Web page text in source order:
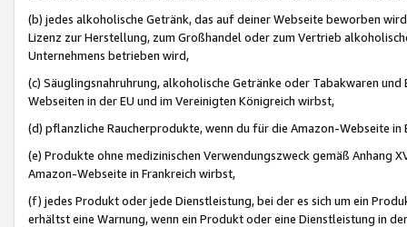
(b) jedes alkoholische Getränk, das auf deiner Webseite beworben
Lizenz zur Herstellung, zum Großhandel oder zum Vertrieb
Unternehmens betrieben wird,
(c) Säuglingsnahruhrung, alkoholische Getränke oder Tabakwaren
Webseiten in der EU und im Vereinigten Königreich wirbst,
(d) pflanzliche Raucherprodukte, wenn du für die Amazon-Webseite in
(e) Produkte ohne medizinischen Verwendungszweck gemäß Anhang
Amazon-Webseite in Frankreich wirbst,
(f) jedes Produkt oder jede Dienstleistung, bei der es sich um ein
erhältst eine Warnung, wenn ein Produkt oder eine Dienstleistung in